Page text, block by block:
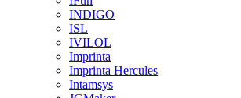
INDIGO
ISL
IVILOL
Imprinta
Imprinta Hercules
Intamsys